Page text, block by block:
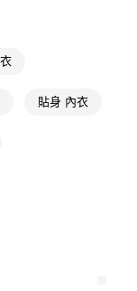
「AFTEE先享後付」
，可透過四大超商／
要取消訂單，請聯絡
顯示為準，若有關於
貼身 內衣